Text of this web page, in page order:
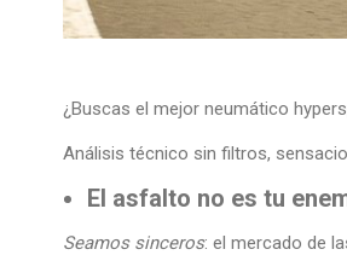
¿Buscas el mejor neumático
Análisis técnico sin filtros,
El asfalto no es tu
Seamos sinceros: el mercado de